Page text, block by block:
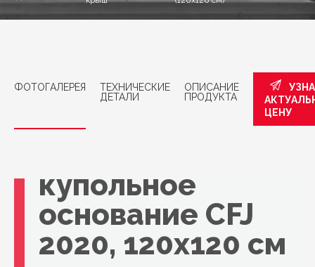
ФОТОГАЛЕРЕЯ
ТЕХНИЧЕСКИЕ
ДЕТАЛИ
ОПИСАНИЕ
ПРОДУКТА
ЦЕНУ
VELUX
купольное
основание CFJ
2020, 120x120 см